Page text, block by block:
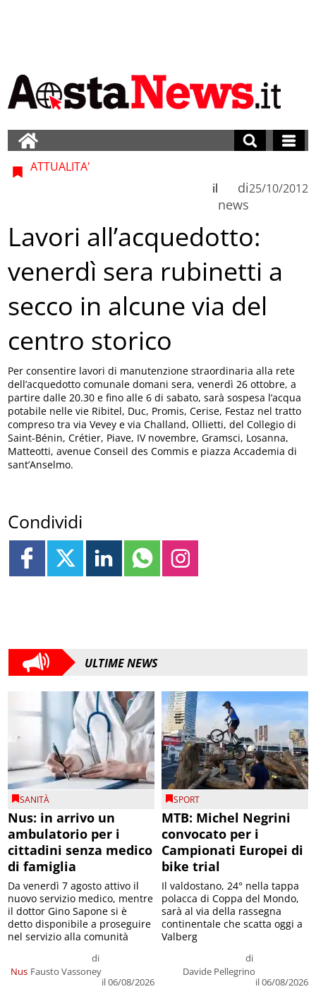
ATTUALITA'
di
news
il 25/10/2012
Lavori all’acquedotto:
venerdì sera rubinetti a
secco in alcune via del
centro storico
Per consentire lavori di manutenzione straordinaria alla rete
dell’acquedotto comunale domani sera, venerdì 26 ottobre, a
partire dalle 20.30 e fino alle 6 di sabato, sarà sospesa l’acqua
potabile nelle vie Ribitel, Duc, Promis, Cerise, Festaz nel tratto
compreso tra via Vevey e via Challand, Ollietti, del Collegio di
Saint-Bénin, Crétier, Piave, IV novembre, Gramsci, Losanna,
Matteotti, avenue Conseil des Commis e piazza Accademia di
sant’Anselmo.
Condividi
ULTIME NEWS
SANITÀ
Nus: in arrivo un
ambulatorio per i
cittadini senza medico
di famiglia
Nus
di
Fausto Vassoney
il 06/08/2026
Da venerdì 7 agosto attivo il
nuovo servizio medico, mentre
il dottor Gino Sapone si è
detto disponibile a proseguire
nel servizio alla comunità
SPORT
MTB: Michel Negrini
convocato per i
Campionati Europei di
bike trial
di
Davide Pellegrino
il 06/08/2026
Il valdostano, 24° nella tappa
polacca di Coppa del Mondo,
sarà al via della rassegna
continentale che scatta oggi a
Valberg